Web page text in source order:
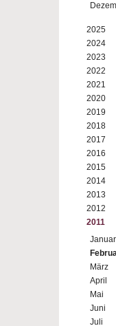
2025
2024
2023
2022
2021
2020
2019
2018
2017
2016
2015
2014
2013
2012
2011
Januar
März
April
Mai
Juni
Juli